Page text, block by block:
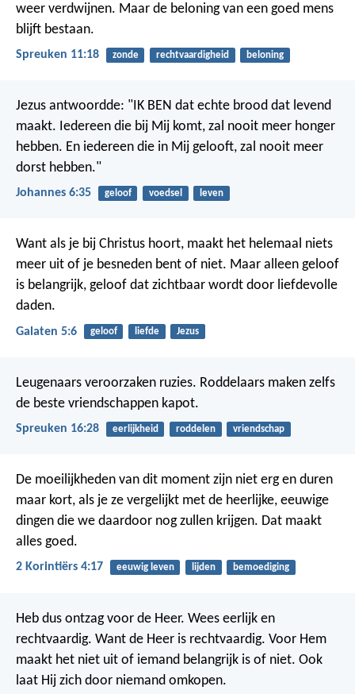
weer verdwijnen. Maar de beloning van een goed mens
blijft bestaan.
Spreuken 11:18 zonde rechtvaardigheid beloning
Jezus antwoordde: "IK BEN dat echte brood dat levend
maakt. Iedereen die bij Mij komt, zal nooit meer honger
hebben. En iedereen die in Mij gelooft, zal nooit meer
dorst hebben."
Johannes 6:35 geloof voedsel leven
Want als je bij Christus hoort, maakt het helemaal niets
meer uit of je besneden bent of niet. Maar alleen geloof
is belangrijk, geloof dat zichtbaar wordt door liefdevolle
daden.
Galaten 5:6 geloof liefde Jezus
Leugenaars veroorzaken ruzies. Roddelaars maken zelfs
de beste vriendschappen kapot.
Spreuken 16:28 eerlijkheid roddelen vriendschap
De moeilijkheden van dit moment zijn niet erg en duren
maar kort, als je ze vergelijkt met de heerlijke, eeuwige
dingen die we daardoor nog zullen krijgen. Dat maakt
alles goed.
2 Korintiërs 4:17 eeuwig leven lijden bemoediging
Heb dus ontzag voor de Heer. Wees eerlijk en
rechtvaardig. Want de Heer is rechtvaardig. Voor Hem
maakt het niet uit of iemand belangrijk is of niet. Ook
laat Hij zich door niemand omkopen.